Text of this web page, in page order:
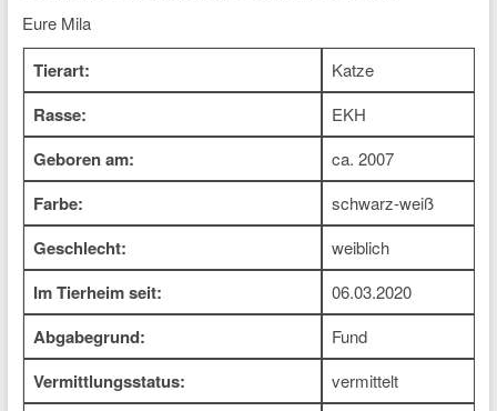
Eure Mila
Tierart: Katze
Rasse: EKH
Geboren am: ca. 2007
Farbe: schwarz-weiß
Geschlecht: weiblich
Im Tierheim seit: 06.03.2020
Abgabegrund: Fund
Vermittlungsstatus: vermittelt